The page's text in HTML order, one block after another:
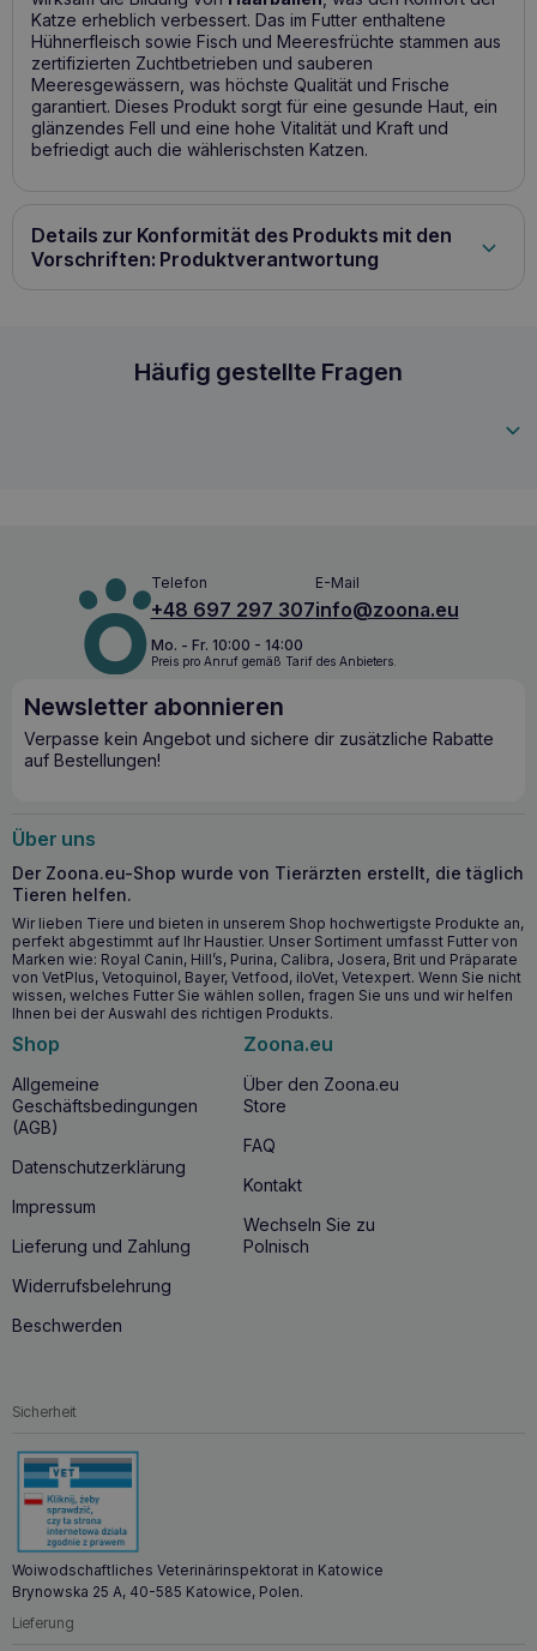
Katze erheblich verbessert. Das im Futter enthaltene
Hühnerfleisch sowie Fisch und Meeresfrüchte stammen aus
zertifizierten Zuchtbetrieben und sauberen
Meeresgewässern, was höchste Qualität und Frische
garantiert. Dieses Produkt sorgt für eine gesunde Haut, ein
glänzendes Fell und eine hohe Vitalität und Kraft und
befriedigt auch die wählerischsten Katzen.
Details zur Konformität des Produkts mit den
Vorschriften: Produktverantwortung
MOONLIGHT Dinner 4 Thunfisch, Huhn und
Häufig gestellte Fragen
Telefon
+48 697 297 307
E-Mail
info@zoona.eu
Mo. - Fr. 10:00 - 14:00
Preis pro Anruf gemäß Tarif des Anbieters.
Newsletter abonnieren
Verpasse kein Angebot und sichere dir zusätzliche Rabatte
auf Bestellungen!
Über uns
Der Zoona.eu-Shop wurde von Tierärzten erstellt, die täglich
Tieren helfen.
Wir lieben Tiere und bieten in unserem Shop hochwertigste Produkte an,
perfekt abgestimmt auf Ihr Haustier. Unser Sortiment umfasst Futter von
Marken wie: Royal Canin, Hill’s, Purina, Calibra, Josera, Brit und Präparate
von VetPlus, Vetoquinol, Bayer, Vetfood, iloVet, Vetexpert. Wenn Sie nicht
wissen, welches Futter Sie wählen sollen, fragen Sie uns und wir helfen
Ihnen bei der Auswahl des richtigen Produkts.
Shop
Allgemeine
Geschäftsbedingungen
(AGB)
Datenschutzerklärung
Impressum
Lieferung und Zahlung
Widerrufsbelehrung
Beschwerden
Zoona.eu
Über den Zoona.eu
Store
FAQ
Kontakt
Wechseln Sie zu
Polnisch
Sicherheit
Woiwodschaftliches Veterinärinspektorat in Katowice
Brynowska 25 A, 40-585 Katowice, Polen.
Lieferung